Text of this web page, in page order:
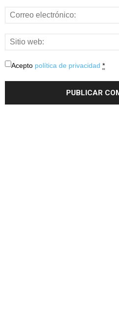
Acepto política de privacidad *